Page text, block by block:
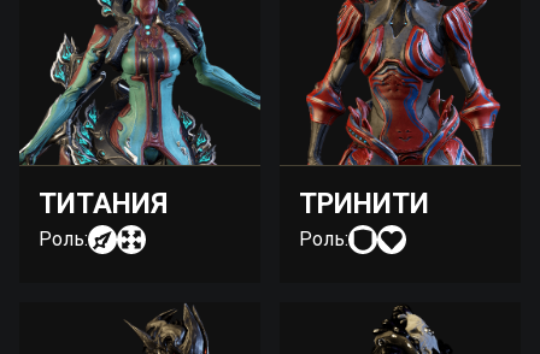
ТИТАНИЯ
Роль:
ТРИНИТИ
Роль: